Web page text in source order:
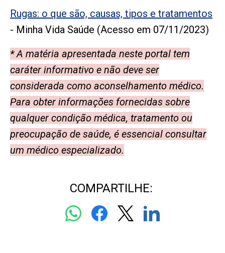
Rugas: o que são, causas, tipos e tratamentos
- Minha Vida Saúde (Acesso em 07/11/2023)
* A matéria apresentada neste portal tem
caráter informativo e não deve ser
considerada como aconselhamento médico.
Para obter informações fornecidas sobre
qualquer condição médica, tratamento ou
preocupação de saúde, é essencial consultar
um médico especializado.
COMPARTILHE: